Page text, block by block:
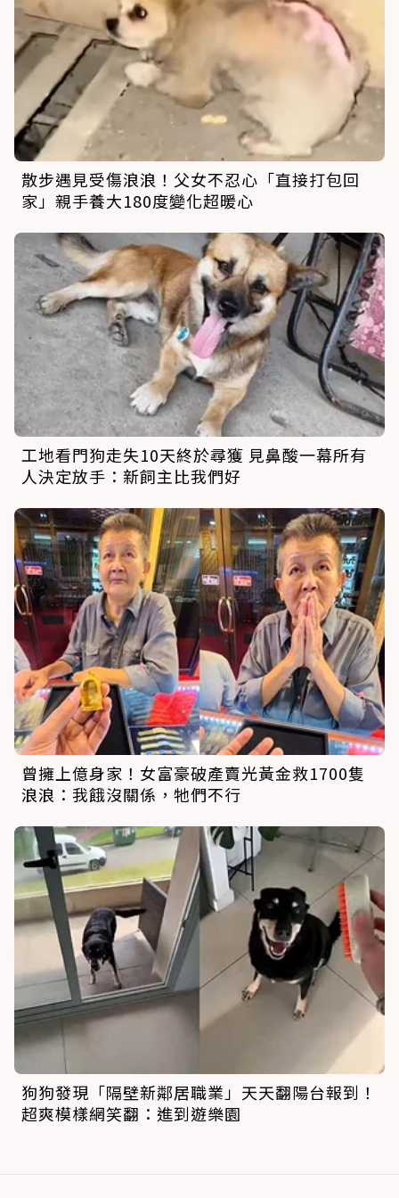
散步遇見受傷浪浪！父女不忍心「直接打包回
家」親手養大180度變化超暖心
工地看門狗走失10天終於尋獲 見鼻酸一幕所有
人決定放手：新飼主比我們好
曾擁上億身家！女富豪破產賣光黃金救1700隻
浪浪：我餓沒關係，牠們不行
狗狗發現「隔壁新鄰居職業」天天翻陽台報到！
超爽模樣網笑翻：進到遊樂園